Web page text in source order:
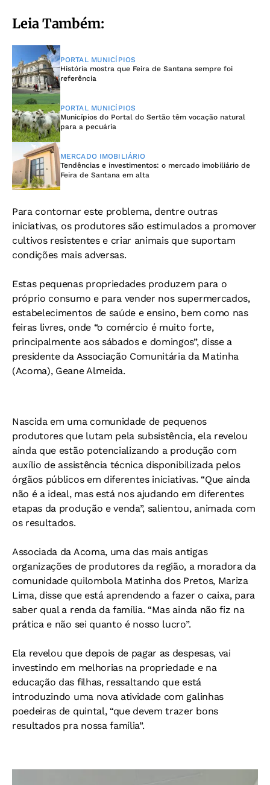
Leia Também:
PORTAL MUNICÍPIOS
História mostra que Feira de Santana sempre foi
referência
PORTAL MUNICÍPIOS
Municípios do Portal do Sertão têm vocação natural
para a pecuária
MERCADO IMOBILIÁRIO
Tendências e investimentos: o mercado imobiliário de
Feira de Santana em alta
Para contornar este problema, dentre outras
iniciativas, os produtores são estimulados a promover
cultivos resistentes e criar animais que suportam
condições mais adversas.
Estas pequenas propriedades produzem para o
próprio consumo e para vender nos supermercados,
estabelecimentos de saúde e ensino, bem como nas
feiras livres, onde “o comércio é muito forte,
principalmente aos sábados e domingos”, disse a
presidente da Associação Comunitária da Matinha
(Acoma), Geane Almeida.
Nascida em uma comunidade de pequenos
produtores que lutam pela subsistência, ela revelou
ainda que estão potencializando a produção com
auxílio de assistência técnica disponibilizada pelos
órgãos públicos em diferentes iniciativas. “Que ainda
não é a ideal, mas está nos ajudando em diferentes
etapas da produção e venda”, salientou, animada com
os resultados.
Associada da Acoma, uma das mais antigas
organizações de produtores da região, a moradora da
comunidade quilombola Matinha dos Pretos, Mariza
Lima, disse que está aprendendo a fazer o caixa, para
saber qual a renda da família. “Mas ainda não fiz na
prática e não sei quanto é nosso lucro”.
Ela revelou que depois de pagar as despesas, vai
investindo em melhorias na propriedade e na
educação das filhas, ressaltando que está
introduzindo uma nova atividade com galinhas
poedeiras de quintal, “que devem trazer bons
resultados pra nossa família”.